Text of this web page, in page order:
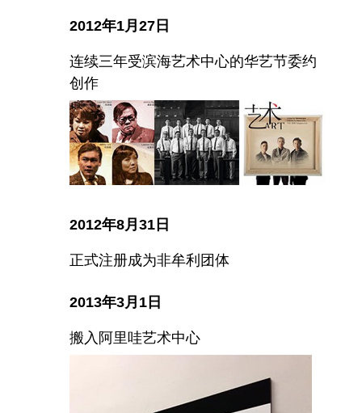
2012年1月27日
连续三年受滨海艺术中心的华艺节委约
创作
2012年8月31日
正式注册成为非牟利团体
2013年3月1日
搬入阿里哇艺术中心